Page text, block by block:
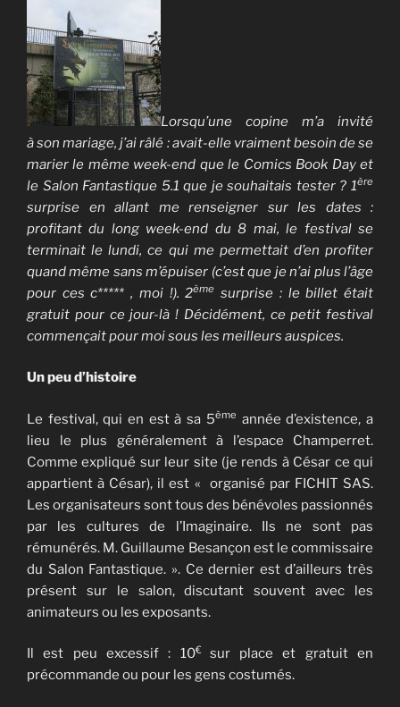
Lorsqu’une copine m’a invité
à son mariage, j’ai râlé : avait-elle vraiment besoin de se
marier le même week-end que le Comics Book Day et
le Salon Fantastique 5.1 que je souhaitais tester ? 1ère
surprise en allant me renseigner sur les dates :
profitant du long week-end du 8 mai, le festival se
terminait le lundi, ce qui me permettait d’en profiter
quand même sans m’épuiser (c’est que je n’ai plus l’âge
pour ces c***** , moi !). 2ème surprise : le billet était
gratuit pour ce jour-là ! Décidément, ce petit festival
commençait pour moi sous les meilleurs auspices.
Un peu d’histoire
Le festival, qui en est à sa 5ème année d’existence, a
lieu le plus généralement à l’espace Champerret.
Comme expliqué sur leur site (je rends à César ce qui
appartient à César), il est « organisé par FICHIT SAS.
Les organisateurs sont tous des bénévoles passionnés
par les cultures de l’Imaginaire. Ils ne sont pas
rémunérés. M. Guillaume Besançon est le commissaire
du Salon Fantastique. ». Ce dernier est d’ailleurs très
présent sur le salon, discutant souvent avec les
animateurs ou les exposants.
Il est peu excessif : 10€ sur place et gratuit en
précommande ou pour les gens costumés.